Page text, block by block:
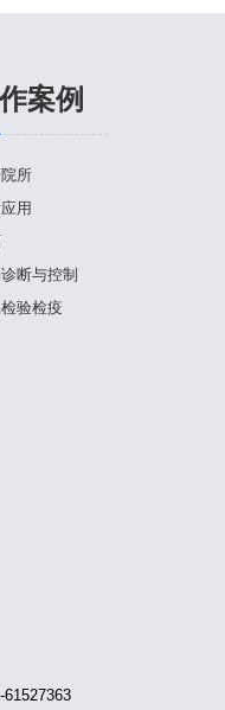
案例
所
用
断与控制
验检疫
61527363